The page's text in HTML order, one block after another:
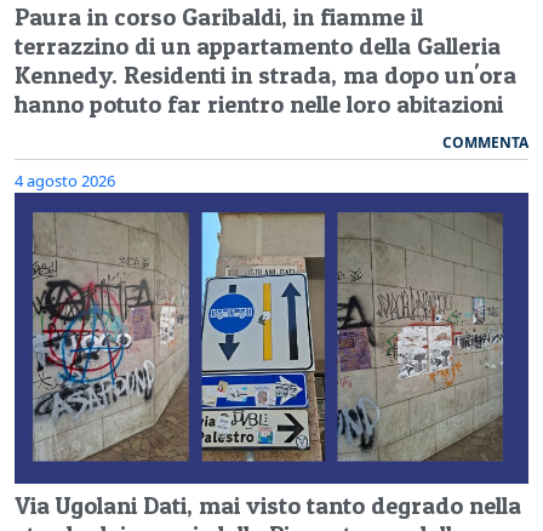
Paura in corso Garibaldi, in fiamme il
terrazzino di un appartamento della Galleria
Kennedy. Residenti in strada, ma dopo un'ora
hanno potuto far rientro nelle loro abitazioni
COMMENTA
4 agosto 2026
Via Ugolani Dati, mai visto tanto degrado nella